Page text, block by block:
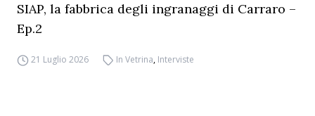
SIAP, la fabbrica degli ingranaggi di Carraro –
Ep.2
21 Luglio 2026 In Vetrina, Interviste